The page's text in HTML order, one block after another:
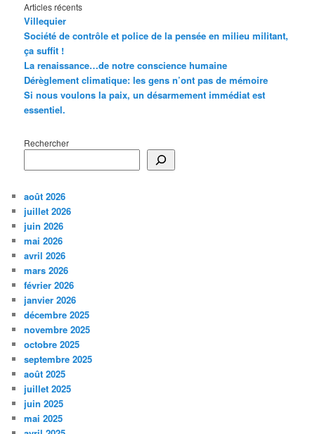
Articles récents
Villequier
Société de contrôle et police de la pensée en milieu militant,
ça suffit !
La renaissance…de notre conscience humaine
Dérèglement climatique: les gens n’ont pas de mémoire
Si nous voulons la paix, un désarmement immédiat est
essentiel.
Rechercher
août 2026
juillet 2026
juin 2026
mai 2026
avril 2026
mars 2026
février 2026
janvier 2026
décembre 2025
novembre 2025
octobre 2025
septembre 2025
août 2025
juillet 2025
juin 2025
mai 2025